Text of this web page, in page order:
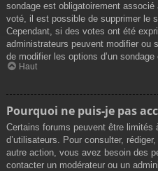
sondage est obligatoirement associé
voté, il est possible de supprimer le
Cependant, si des votes ont été
administrateurs peuvent modifier ou
de modifier les options d’un sondage
Haut
Pourquoi ne puis-je pas
Certains forums peuvent être limités
d’utilisateurs. Pour consulter,
autre action, vous avez besoin des
contacter un modérateur ou un